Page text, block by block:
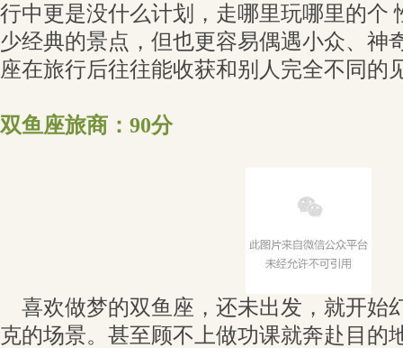
行中更是没什么计划，走哪里玩哪里的个
少经典的景点，但也更容易偶遇小众、神
座在旅行后往往能收获和别人完全不同的
双鱼座旅商：90分
喜欢做梦的双鱼座，还未出发，就开始
克的场景。甚至顾不上做功课就奔赴目的